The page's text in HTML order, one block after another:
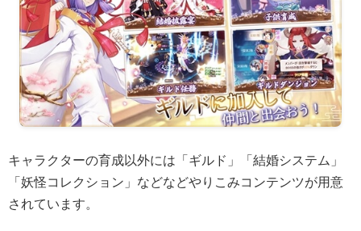
キャラクターの育成以外には「ギルド」「結婚システム」
「妖怪コレクション」などなどやりこみコンテンツが用意
されています。